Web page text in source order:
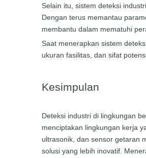
Selain itu, sistem deteksi
Dengan terus memantau
membantu dalam mematuhi
Saat menerapkan sistem
ukuran fasilitas, dan sifat
Kesimpulan
Deteksi industri di lingkungan
menciptakan lingkungan kerja
ultrasonik, dan sensor getaran
solusi yang lebih inovatif.